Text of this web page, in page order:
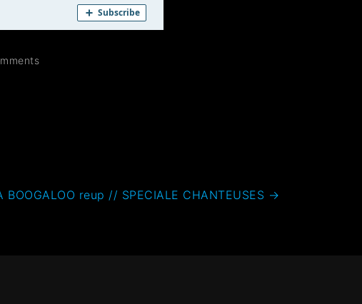
BOOGALOO reup // SPECIALE CHANTEUSES →